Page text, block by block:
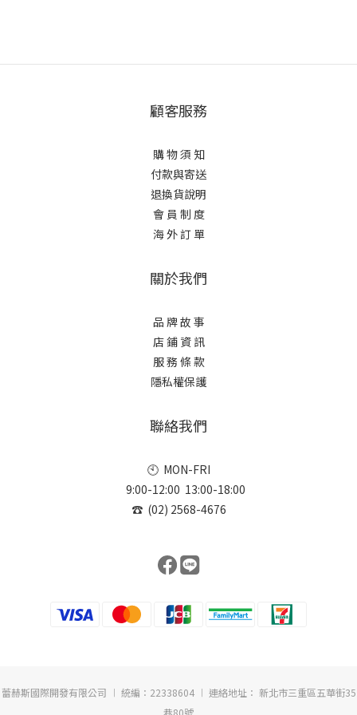
顧客服務
購 物 須 知
付款與寄送
退換貨說明
會 員 制 度
海 外 訂 單
關於我們
品 牌 故 事
店 鋪 資 訊
服 務 條 款
隱私權保護
聯絡我們
🕙 MON-FRI
9:00-12:00 13:00-18:00
☎ (02) 2568-4676
蕾赫斯國際開發有限公司 ︱ 統編：22338604 ︱ 連絡地址： 新北市三重區五華街35
巷80號